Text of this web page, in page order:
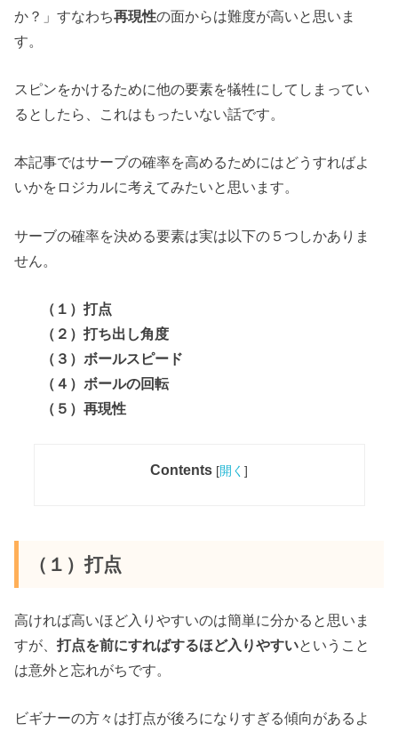
か？」すなわち再現性の面からは難度が高いと思いま
す。
スピンをかけるために他の要素を犠牲にしてしまってい
るとしたら、これはもったいない話です。
本記事ではサーブの確率を高めるためにはどうすればよ
いかをロジカルに考えてみたいと思います。
サーブの確率を決める要素は実は以下の５つしかありま
せん。
（１）打点
（２）打ち出し角度
（３）ボールスピード
（４）ボールの回転
（５）再現性
Contents [開く ]
（１）打点
高ければ高いほど入りやすいのは簡単に分かると思いま
すが、打点を前にすればするほど入りやすいということ
は意外と忘れがちです。
ビギナーの方々は打点が後ろになりすぎる傾向があるよ